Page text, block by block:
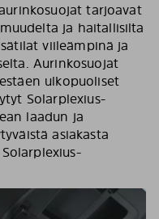
tarjoavat
ja haitallisilta
viileämpinä ja
Aurinkosuojat
ulkopuoliset
Solarplexius-
laadun ja
asiakasta